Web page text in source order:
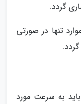
گردد.
تنها در صورتی
به سرعت مورد